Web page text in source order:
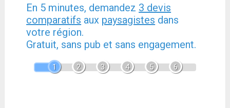
En 5 minutes, demandez 3 devis
comparatifs aux paysagistes dans
votre région.
Gratuit, sans pub et sans engagement.
1 2 3 4 5 6